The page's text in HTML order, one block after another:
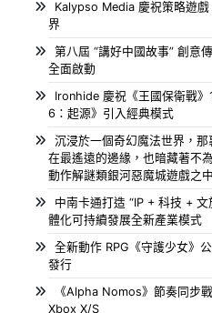
Kalypso Media 慶祝策略遊
界
第八屆 “講好中國故事” 創意
全面啟動
Ironhide 慶祝《王國保衛戰
6：起源》引入經典模式
沉浸於一個奇幻魔法世界，
在最遙遠的邊緣，也暗藏著
動作解謎類銀河惡魔城遊戲之
中南卡通打造 “IP + 科技 +
體化可持續發展全新產業模式
全新動作 RPG《守護少女》
發行
《Alpha Nomos》節奏同步
Xbox X/S